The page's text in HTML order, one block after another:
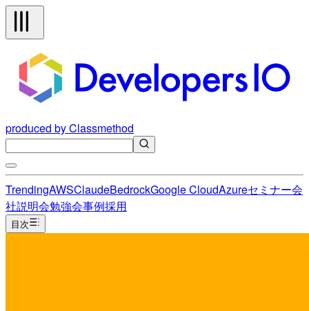
produced by Classmethod
TrendingAWSClaudeBedrockGoogle CloudAzureセミナー会
社説明会勉強会事例採用
目次